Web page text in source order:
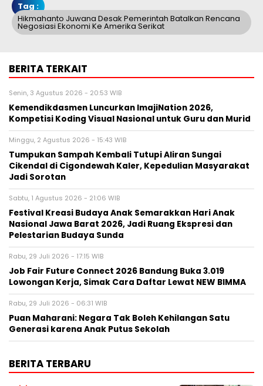
Tag :
Hikmahanto Juwana Desak Pemerintah Batalkan Rencana
Negosiasi Ekonomi Ke Amerika Serikat
BERITA TERKAIT
Senin, 3 Agustus 2026 - 20:53 WIB
Kemendikdasmen Luncurkan ImajiNation 2026,
Kompetisi Koding Visual Nasional untuk Guru dan Murid
Minggu, 2 Agustus 2026 - 15:43 WIB
Tumpukan Sampah Kembali Tutupi Aliran Sungai
Cikendal di Cigondewah Kaler, Kepedulian Masyarakat
Jadi Sorotan
Sabtu, 1 Agustus 2026 - 21:06 WIB
Festival Kreasi Budaya Anak Semarakkan Hari Anak
Nasional Jawa Barat 2026, Jadi Ruang Ekspresi dan
Pelestarian Budaya Sunda
Rabu, 29 Juli 2026 - 17:15 WIB
Job Fair Future Connect 2026 Bandung Buka 3.019
Lowongan Kerja, Simak Cara Daftar Lewat NEW BIMMA
Rabu, 29 Juli 2026 - 06:31 WIB
Puan Maharani: Negara Tak Boleh Kehilangan Satu
Generasi karena Anak Putus Sekolah
BERITA TERBARU